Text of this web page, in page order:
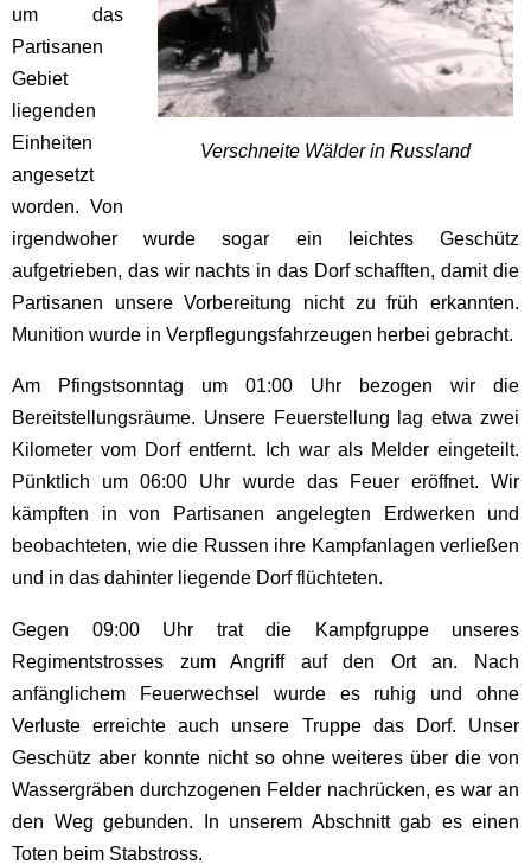
Verschneite Wälder in Russland
um das
Partisanen
Gebiet
liegenden
Einheiten
angesetzt
worden. Von
irgendwoher wurde sogar ein leichtes Geschütz
aufgetrieben, das wir nachts in das Dorf schafften, damit die
Partisanen unsere Vorbereitung nicht zu früh erkannten.
Munition wurde in Verpflegungsfahrzeugen herbei gebracht.
Am Pfingstsonntag um 01:00 Uhr bezogen wir die
Bereitstellungsräume. Unsere Feuerstellung lag etwa zwei
Kilometer vom Dorf entfernt. Ich war als Melder eingeteilt.
Pünktlich um 06:00 Uhr wurde das Feuer eröffnet. Wir
kämpften in von Partisanen angelegten Erdwerken und
beobachteten, wie die Russen ihre Kampfanlagen verließen
und in das dahinter liegende Dorf flüchteten.
Gegen 09:00 Uhr trat die Kampfgruppe unseres
Regimentstrosses zum Angriff auf den Ort an. Nach
anfänglichem Feuerwechsel wurde es ruhig und ohne
Verluste erreichte auch unsere Truppe das Dorf. Unser
Geschütz aber konnte nicht so ohne weiteres über die von
Wassergräben durchzogenen Felder nachrücken, es war an
den Weg gebunden. In unserem Abschnitt gab es einen
Toten beim Stabstross.